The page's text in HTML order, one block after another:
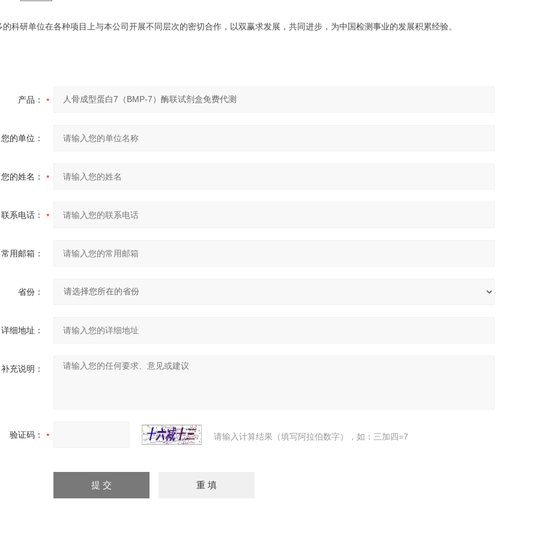
的科研单位在各种项目上与本公司开展不同层次的密切合作，以双赢求发展，共同进步，为中国检测事业的发展积累经验。
产品：
您的单位：
您的姓名：
联系电话：
常用邮箱：
省份：
详细地址：
补充说明：
验证码： 请输入计算结果（填写阿拉伯数字），如：三加四=7